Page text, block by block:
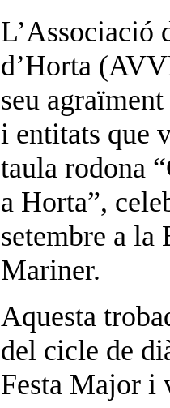
L’Associació
d’Horta
seu
i entitats que
taula rodona
a Horta”,
setembre a la
Mariner.
Aquesta
del cicle de
Festa Major